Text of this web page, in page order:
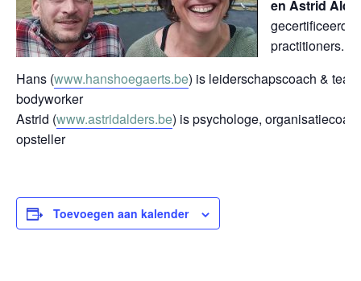
en Astrid
practitioners.
Hans (www.hanshoegaerts.be) is leiderschapscoach &
bodyworker
Astrid (www.astridalders.be) is psychologe,
opsteller
Toevoegen aan kalender